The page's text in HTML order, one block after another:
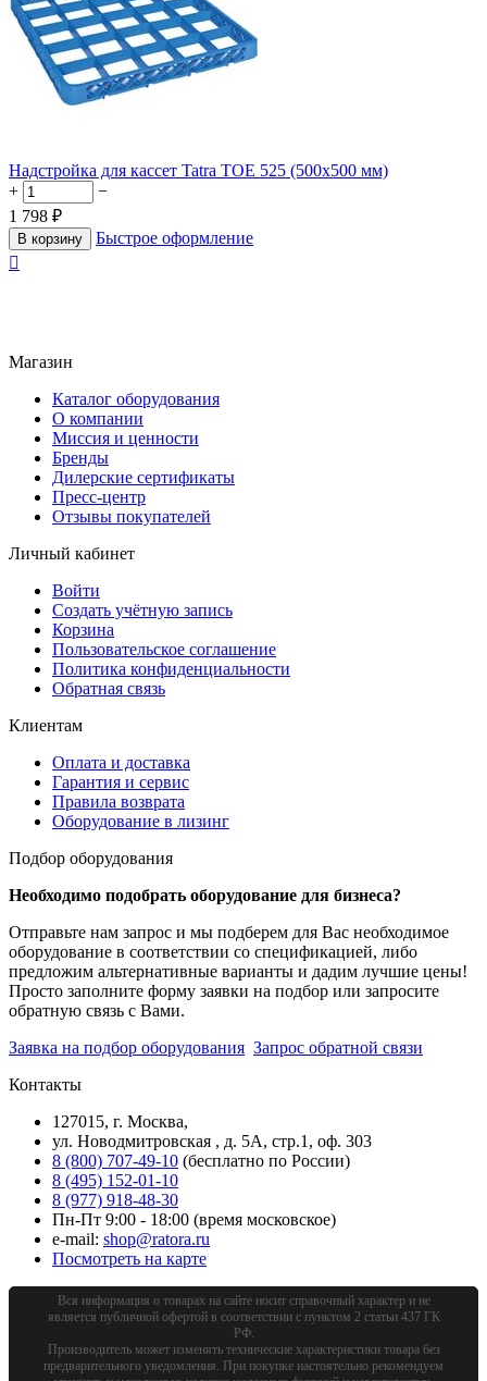
Надстройка для кассет Tatra TOE 525 (500х500 мм)
+
−
1 798 ₽
В корзину
Быстрое оформление

Магазин
Каталог оборудования
О компании
Миссия и ценности
Бренды
Дилерские сертификаты
Пресс-центр
Отзывы покупателей
Личный кабинет
Войти
Создать учётную запись
Корзина
Пользовательское соглашение
Политика конфиденциальности
Обратная связь
Клиентам
Оплата и доставка
Гарантия и сервис
Правила возврата
Оборудование в лизинг
Подбор оборудования
Необходимо подобрать оборудование для бизнеса?
Отправьте нам запрос и мы подберем для Вас необходимое
оборудование в соответствии со спецификацией, либо
предложим альтернативные варианты и дадим лучшие цены!
Просто заполните форму заявки на подбор или запросите
обратную связь с Вами.
Заявка на подбор оборудования Запрос обратной связи
Контакты
127015, г. Москва,
ул. Новодмитровская , д. 5А, стр.1, оф. 303
8 (800) 707-49-10 (бесплатно по России)
8 (495) 152-01-10
8 (977) 918-48-30
Пн-Пт 9:00 - 18:00 (время московское)
e-mail: shop@ratora.ru
Посмотреть на карте
Вся информация о товарах на сайте носит справочный характер и не
является публичной офертой в соответствии с пунктом 2 статьи 437 ГК
РФ.
Производитель может изменять технические характеристики товара без
предварительного уведомления. При покупке настоятельно рекомендуем